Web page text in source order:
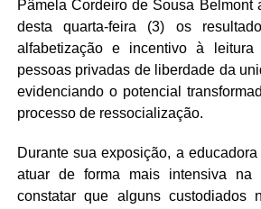
Pâmela Cordeiro de Sousa Belmont
desta quarta-feira (3) os
alfabetização e incentivo à
pessoas privadas de liberdade da
evidenciando o potencial
processo de ressocialização.
Durante sua exposição, a
atuar de forma mais intensiva na
constatar que alguns custodiados